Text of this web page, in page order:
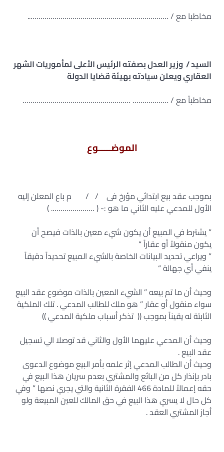
مخاطبا مع / ……………………………………………………………..
السيد / وزير العدل بصفته الرئيس الأعلى لمأموريات الشهر
العقاري ويعلن سيادته بهيئة قضايا الدولة
مخاطباً مع / ……………… ………………………………………………
الموضـــــوع
بموجب عقد بيع ابتدائي مؤرخ فى / / م باع المعلن إليه
الأول للمدعي عليه الثاني ما هو :- ( …………………. )
” يشترط في المبيع أن يكون شيء معين بالذات فيصح أن
يكون منقولاً أو عقاراً “
” ويراعي تحديد البيانات الخاصة بالشيء المبيع تحديداً دقيقاً
ينفي أي جهالة “
وحيث أن ما تم بيعه ” الشيء المعين بالذات موضوع عقد البيع
سواء منقول أو عقار ” هو ملك للطالب المدعي . تلك الملكية
الثابتة له يقيناً بموجب (( تذكر أسباب ملكية المدعي ))
وحيث أن المدعي عليهما الأول والثاني قد توصلا الي تسجيل
عقد البيع .
وحيث أن الطالب المدعي إثر علمه بأمر البيع موضوع الدعوى
بادر بإنذار كل من البائع والمشتري بعدم سريان هذا البيع في
حقه إعمالاً للمادة 466 الفقرة الثانية والتي يجري نصها ” وفي
كل حال لا يسري هذا البيع في حق المالك للعين المبيعة ولو
أجاز المشتري العقد .